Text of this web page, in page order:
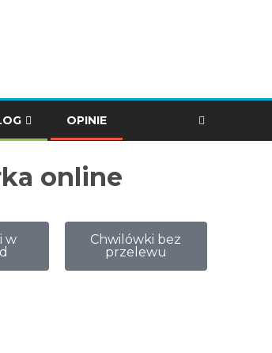
OPINIE
online
w
Chwilówki bez
przelewu